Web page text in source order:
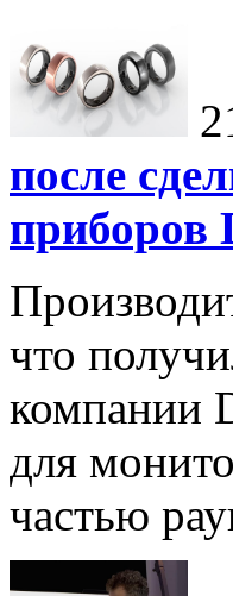
после
приборов
что
компании
для
частью